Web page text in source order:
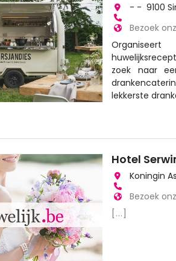
- - 9100
Bezoek
zoek naar
lekkerste
Hotel
Koningin
Bezoek
[...]